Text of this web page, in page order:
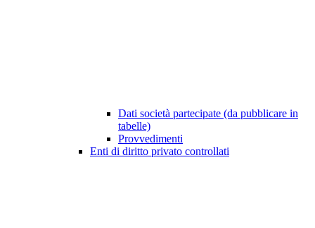
Dati società partecipate (da pubblicare in
tabelle)
Provvedimenti
Enti di diritto privato controllati